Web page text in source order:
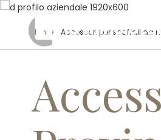
Home / Accessori per scaffali da